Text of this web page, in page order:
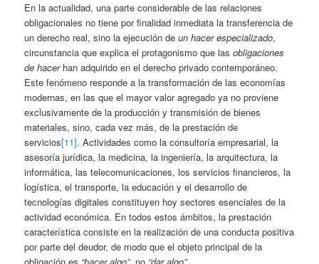
En la actualidad, una parte considerable de las relaciones
obligacionales no tiene por finalidad inmediata la transferencia de
un derecho real, sino la ejecución deun hacer especializado,
circunstancia que explica el protagonismo que lasobligaciones
de hacer han adquirido en el derecho privado contemporáneo.
Este fenómeno responde a la transformación de las economías
modernas, en las que el mayor valor agregado ya no proviene
exclusivamente de la producción y transmisión de bienes
materiales, sino, cada vez más, de la prestación de
servicios[11]. Actividades como la consultoría empresarial, la
asesoría jurídica, la medicina, la ingeniería, la arquitectura, la
informática, las telecomunicaciones, los servicios financieros, la
logística, el transporte, la educación y el desarrollo de
tecnologías digitales constituyen hoy sectores esenciales de la
actividad económica. En todos estos ámbitos, la prestación
característica consiste en la realización de una conducta positiva
por parte del deudor, de modo que el objeto principal de la